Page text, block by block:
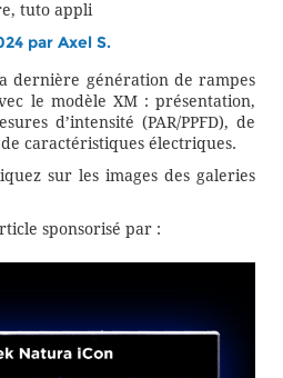
tuto appli
par Axel S.
dernière génération de rampes
le modèle XM : présentation,
d’intensité (PAR/PPFD), de
caractéristiques électriques.
sur les images des galeries
sponsorisé par :